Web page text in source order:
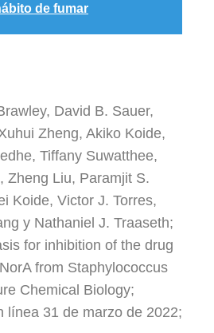
de fumar
David B. Sauer,
Zheng, Akiko Koide,
Tiffany Suwatthee,
Zheng Liu, Paramjit S.
Koide, Victor J. Torres,
y Nathaniel J. Traaseth;
for inhibition of the drug
from Staphylococcus
Chemical Biology;
línea 31 de marzo de 2022;